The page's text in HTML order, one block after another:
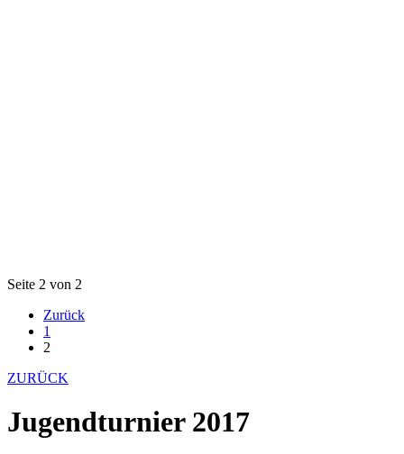
Seite 2 von 2
Zurück
1
2
ZURÜCK
Jugendturnier 2017